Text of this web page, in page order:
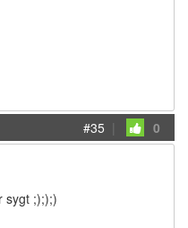
#35 | 0
sygt ;););)